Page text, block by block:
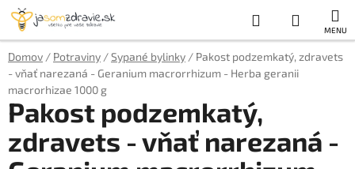
Prejsť
obsah
Hľadať
KOŠÍK
Domov / Potraviny /Sypané bylinky / Pakost podzemkatý, zdravets
- vňať narezaná - Geranium macrorrhizum - Herba geranii
macrorhizae 1000 g
Pakost podzemkatý,
zdravets - vňať narezaná -